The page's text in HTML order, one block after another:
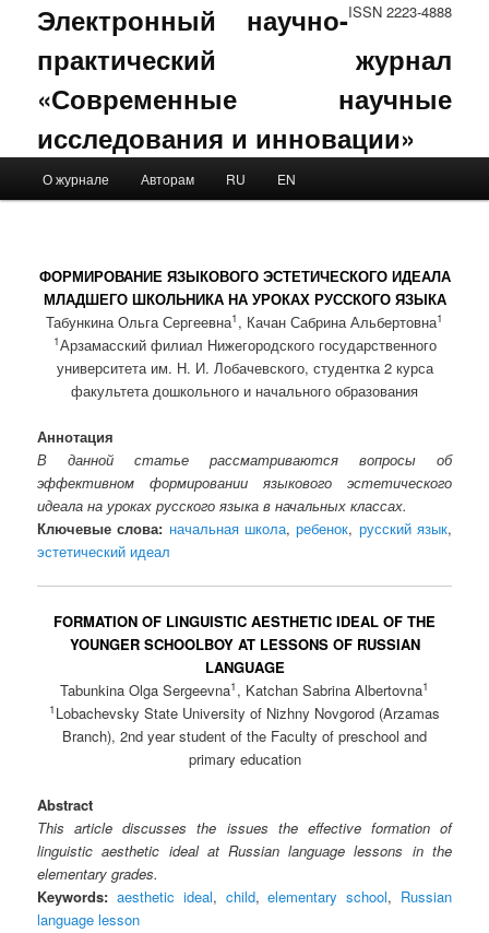
ISSN 2223-4888
Электронный научно-
практический журнал
«Современные научные
исследования и инновации»
Skip to primary content
Skip to secondary content
О журнале Авторам RU EN
ФОРМИРОВАНИЕ ЯЗЫКОВОГО ЭСТЕТИЧЕСКОГО ИДЕАЛА
МЛАДШЕГО ШКОЛЬНИКА НА УРОКАХ РУССКОГО ЯЗЫКА
Табункина Ольга Сергеевна1 , Качан Сабрина Альбертовна1
1Арзамасский филиал Нижегородского государственного
университета им. Н. И. Лобачевского, студентка 2 курса
факультета дошкольного и начального образования
Аннотация
В данной статье рассматриваются вопросы об
эффективном формировании языкового эстетического
идеала на уроках русского языка в начальных классах.
Ключевые слова: начальная школа,ребенок, русский язык,
эстетический идеал
FORMATION OF LINGUISTIC AESTHETIC IDEAL OF THE
YOUNGER SCHOOLBOY AT LESSONS OF RUSSIAN
LANGUAGE
Tabunkina Olga Sergeevna1 , Katchan Sabrina Albertovna1
1 Lobachevsky State University of Nizhny Novgorod (Arzamas
Branch), 2nd year student of the Faculty of preschool and
primary education
Abstract
This article discusses the issues the effective formation of
linguistic aesthetic ideal at Russian language lessons in the
elementary grades.
Keywords: aesthetic ideal, child,elementary school, Russian
language lesson